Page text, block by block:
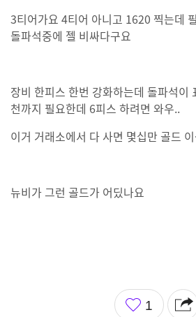
3티어가요 4티어 아니고 1620 찍는데
돌파석중에 젤 비싸다구요
장비 한피스 한번 강화하는데 돌파석이
천까지 필요한데 6피스 하려면 와우..
이거 거래소에서 다 사면 몇십만 골드
뉴비가 그런 골드가 어딨나요
좋
아
1